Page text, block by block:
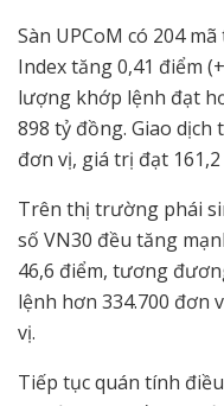
Sàn UPCoM có 204
Index tăng 0,41 điểm
lượng khớp lệnh đạt
898 tỷ đồng. Giao
đơn vị, giá trị đạt
Trên thị trường phái
số VN30 đều tăng
46,6 điểm, tương
lệnh hơn 334.700 đơn
vị.
Tiếp tục quán tính